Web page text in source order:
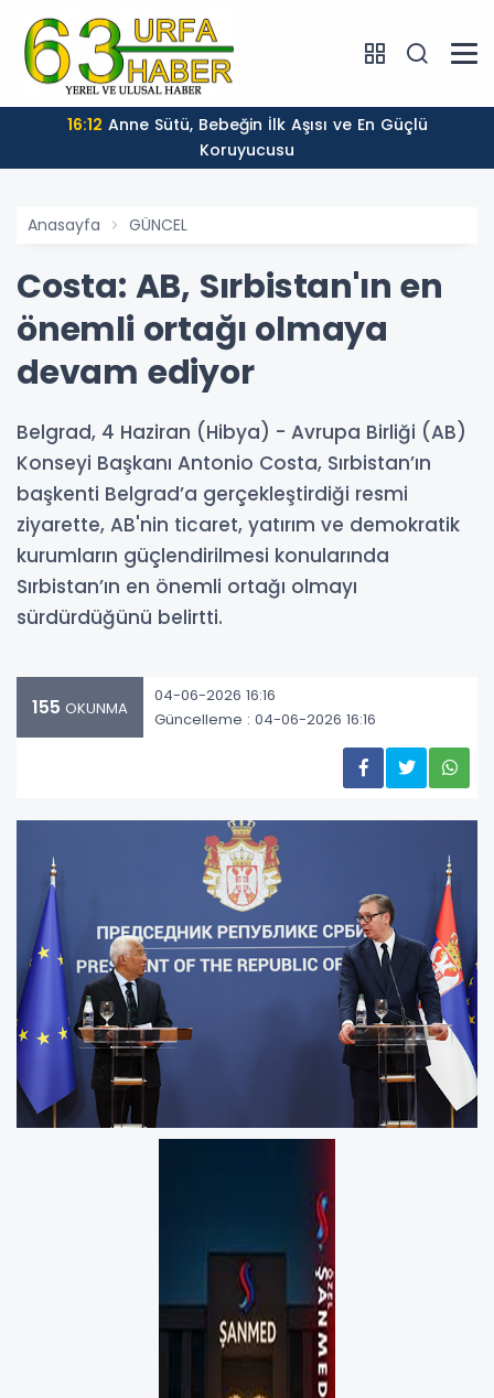
16:12
Koruyucusu
Anasayfa GÜNCEL
Costa: AB, Sırbistan'ın en
önemli ortağı olmaya
devam ediyor
Belgrad, 4 Haziran (Hibya) - Avrupa Birliği (AB)
Konseyi Başkanı Antonio Costa, Sırbistan’ın
başkenti Belgrad’a gerçekleştirdiği resmi
ziyarette, AB'nin ticaret, yatırım ve demokratik
kurumların güçlendirilmesi konularında
Sırbistan’ın en önemli ortağı olmayı
sürdürdüğünü belirtti.
155 OKUNMA
04-06-2026 16:16
Güncelleme : 04-06-2026 16:16